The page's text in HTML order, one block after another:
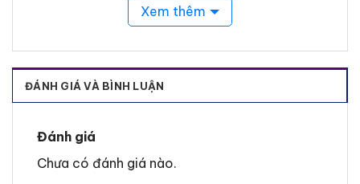
Xem thêm
ĐÁNH GIÁ VÀ BÌNH LUẬN
Đánh giá
Chưa có đánh giá nào.